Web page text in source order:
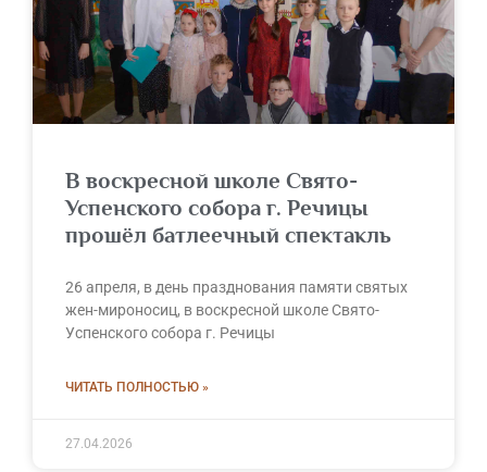
В воскресной школе Свято-
Успенского собора г. Речицы
прошёл батлеечный спектакль
26 апреля, в день празднования памяти святых
жен-мироносиц, в воскресной школе Свято-
Успенского собора г. Речицы
ЧИТАТЬ ПОЛНОСТЬЮ »
27.04.2026